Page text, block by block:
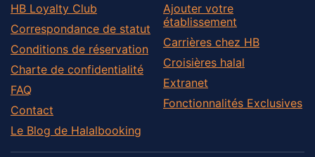
HB Loyalty Club
Correspondance de statut
Conditions de réservation
Charte de confidentialité
FAQ
Contact
Le Blog de Halalbooking
Ajouter votre
établissement
Carrières chez HB
Croisières halal
Extranet
Fonctionnalités Exclusives